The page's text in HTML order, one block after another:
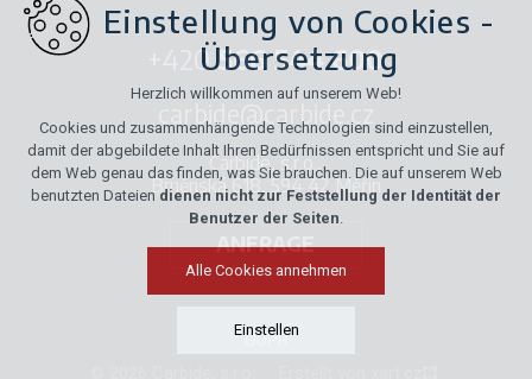
+420566 544 600
carbide@carbide.cz
Carbide, s.r.o.,
Brněnská 618, 594 42 Měřín
ANFRAGE
GDPR
Einstellung von Cookies -
Übersetzung
Herzlich willkommen auf unserem Web!
Cookies und zusammenhängende Technologien sind einzustellen,
damit der abgebildete Inhalt Ihren Bedürfnissen entspricht und Sie auf
dem Web genau das finden, was Sie brauchen. Die auf unserem Web
benutzten Dateien dienen nicht zur Feststellung der Identität der
Benutzer der Seiten.
Alle Cookies annehmen
Einstellen